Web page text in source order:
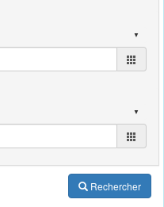
Rechercher